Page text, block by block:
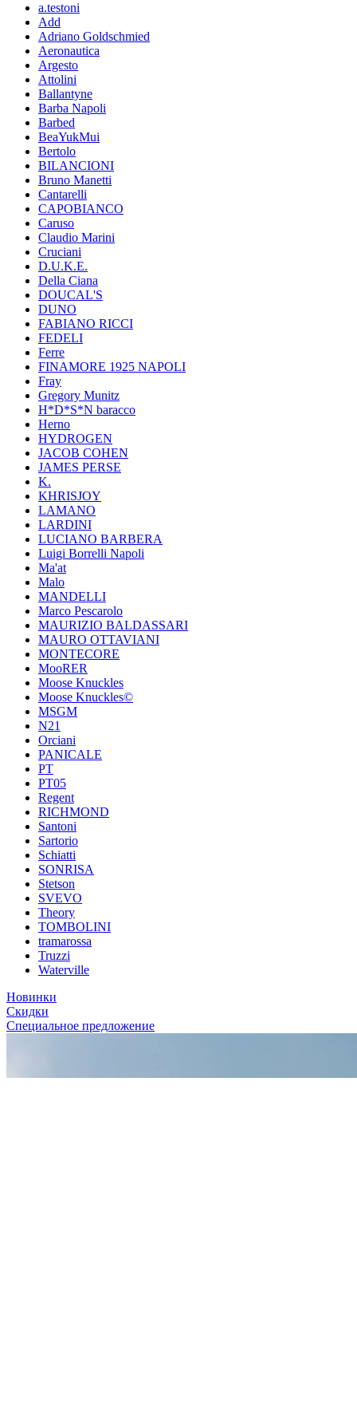
a.testoni
Add
Adriano Goldschmied
Aeronautica
Argesto
Attolini
Ballantyne
Barba Napoli
Barbed
BeaYukMui
Bertolo
BILANCIONI
Bruno Manetti
Cantarelli
CAPOBIANCO
Caruso
Claudio Marini
Cruciani
D.U.K.E.
Della Ciana
DOUCAL'S
DUNO
FABIANO RICCI
FEDELI
Ferre
FINAMORE 1925 NAPOLI
Fray
Gregory Munitz
H*D*S*N baracco
Herno
HYDROGEN
JACOB COHEN
JAMES PERSE
K.
KHRISJOY
LAMANO
LARDINI
LUCIANO BARBERA
Luigi Borrelli Napoli
Ma'at
Malo
MANDELLI
Marco Pescarolo
MAURIZIO BALDASSARI
MAURO OTTAVIANI
MONTECORE
MooRER
Moose Knuckles
Moose Knuckles©️
MSGM
N21
Orciani
PANICALE
PT
PT05
Regent
RICHMOND
Santoni
Sartorio
Schiatti
SONRISA
Stetson
SVEVO
Theory
TOMBOLINI
tramarossa
Truzzi
Waterville
Новинки
Скидки
Специальное предложение